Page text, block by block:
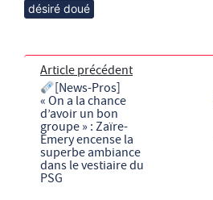
désiré doué
Article précédent
[News-Pros]
« On a la chance
d’avoir un bon
groupe » : Zaïre-
Emery encense la
superbe ambiance
dans le vestiaire du
PSG